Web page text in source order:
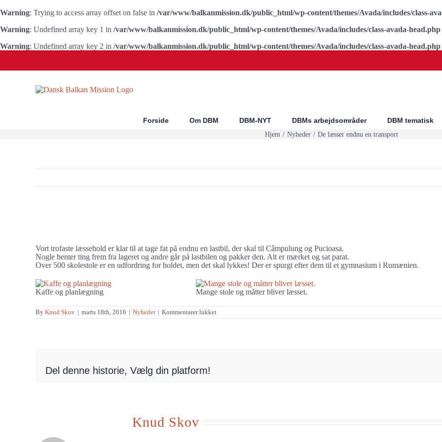
Warning: Trying to access array offset on false in /var/www/balkanmission.dk/public_html/wp-content/themes/Avada/includes/class-
Warning: Undefined array key 1 in /var/www/balkanmission.dk/public_html/wp-content/themes/Avada/includes/class-avada-head.php
Warning: Undefined array key 2 in /var/www/balkanmission.dk/public_html/wp-content/themes/Avada/includes/class-avada-head.php
content
Forside Om DBM DBM-NYT DBMs arbejdsområder DBM tematisk
Hjem Nyheder De læsser endnu en transport
Vort trofaste læssehold er klar til at tage fat på endnu en lastbil, der skal til Câmpulung og Pucioasa.
Nogle henter ting frem fra lageret og andre går på lastbilen og pakker den. Alt er mærket og sat parat.
Over 500 skolestole er en udfordring for holdet, men det skal lykkes! Der er spurgt efter dem til et gymnasium i Rumænien.
Kaffe og planlægning Mange stole og måtter bliver læsset.
By Knud Skov | marts 18th, 2016 | Nyheder | Kommentarer lukkettil
De
Del denne historie, Vælg din platform!
Knud Skov